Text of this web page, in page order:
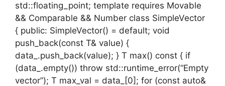
std::floating_point; template requires Movable
&& Comparable && Number class SimpleVector
{ public: SimpleVector() = default; void
push_back(const T& value) {
data_.push_back(value); } T max() const { if
(data_.empty()) throw std::runtime_error(“Empty
vector”); T max_val = data_[0]; for (const auto&